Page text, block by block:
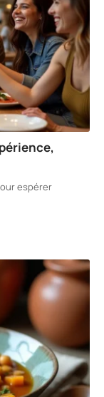
espérer